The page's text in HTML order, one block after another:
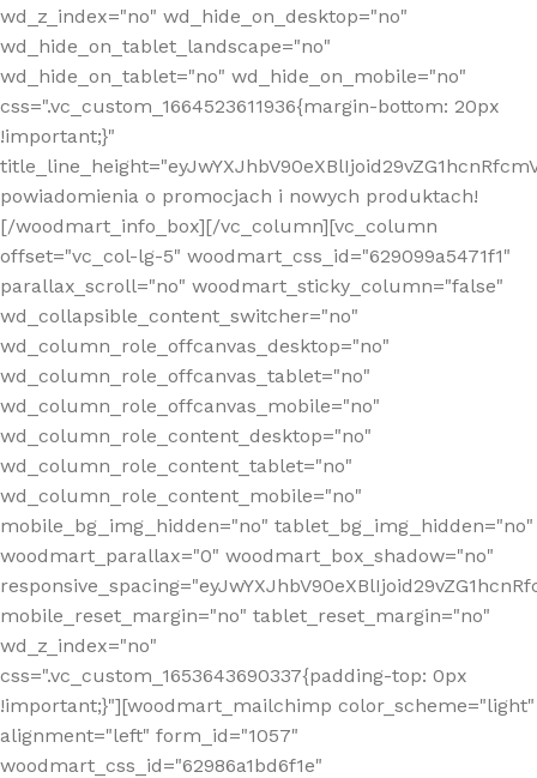
wd_z_index="no" wd_hide_on_desktop="no"
wd_hide_on_tablet_landscape="no"
wd_hide_on_tablet="no" wd_hide_on_mobile="no"
css=".vc_custom_1664523611936{margin-bottom: 20px
!important;}"
powiadomienia o promocjach i nowych produktach!
[/woodmart_info_box][/vc_column][vc_column
offset="vc_col-lg-5" woodmart_css_id="629099a5471f1"
parallax_scroll="no" woodmart_sticky_column="false"
wd_collapsible_content_switcher="no"
wd_column_role_offcanvas_desktop="no"
wd_column_role_offcanvas_tablet="no"
wd_column_role_offcanvas_mobile="no"
wd_column_role_content_desktop="no"
wd_column_role_content_tablet="no"
wd_column_role_content_mobile="no"
mobile_bg_img_hidden="no" tablet_bg_img_hidden="no"
woodmart_parallax="0" woodmart_box_shadow="no"
mobile_reset_margin="no" tablet_reset_margin="no"
wd_z_index="no"
css=".vc_custom_1653643690337{padding-top: 0px
!important;}"][woodmart_mailchimp color_scheme="light"
alignment="left" form_id="1057"
woodmart_css_id="62986a1bd6f1e"